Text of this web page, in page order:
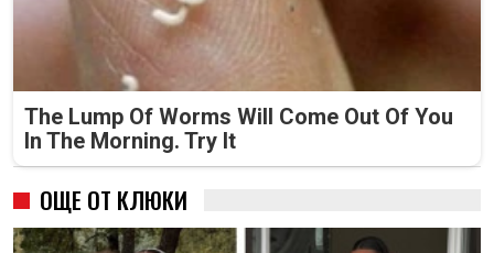
The Lump Of Worms Will Come Out Of You
In The Morning. Try It
ОЩЕ ОТ КЛЮКИ